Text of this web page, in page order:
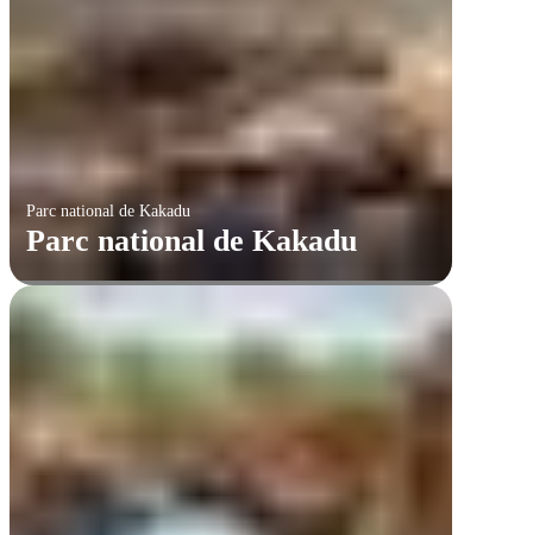
Parc national de Kakadu
Parc national de Kakadu